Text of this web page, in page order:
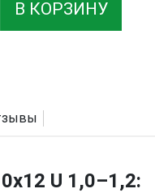
В КОРЗИНУ
U 1,0–1,2: